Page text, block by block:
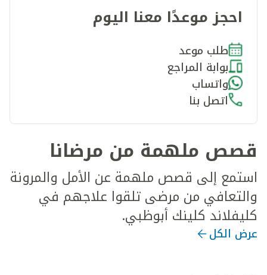
احجز موعدًا معنا اليوم
طلب موعد
بوابة المراجع
واتساب
اتصل بنا
قصص ملهمة من مرضانا
استمع إلى قصص ملهمة عن الأمل والمرونة
والتعافي من مرضى تلقوا علاجهم في
كليفلاند كلينك أبوظبي.
عرض الكل